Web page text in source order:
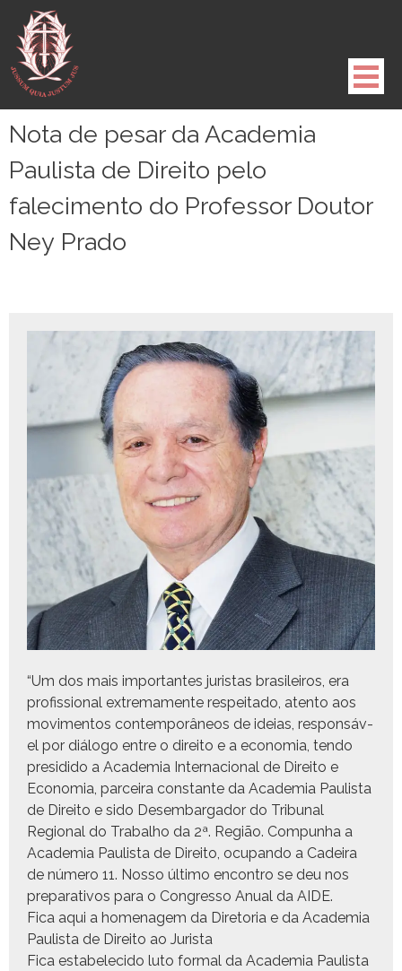
para
conteúdo
Nota de pesar da Academia
Paulista de Direito pelo
falecimento do Professor Doutor
Ney Prado
“Um dos mais impor­tantes juris­tas brasileiros, era
profis­sion­al extrema­mente respeita­do, aten­to aos
movi­men­tos con­tem­porâ­neos de ideias, respon­sáv­
el por diál­o­go entre o dire­ito e a econo­mia, ten­do
pre­si­di­do a Acad­e­mia Inter­na­cional de Dire­ito e
Econo­mia, par­ceira con­stante da Acad­e­mia Paulista
de Dire­ito e sido Desem­bar­gador do Tri­bunal
Region­al do Tra­bal­ho da 2ª. Região. Com­pun­ha a
Acad­e­mia Paulista de Dire­ito, ocu­pan­do a Cadeira
de número 11. Nos­so últi­mo encon­tro se deu nos
prepar­a­tivos para o Con­gres­so Anu­al da AIDE.
Fica aqui a hom­e­nagem da Dire­to­ria e da Acad­e­mia
Paulista de Dire­ito ao Jurista
Fica esta­b­ele­ci­do luto for­mal da Acad­e­mia Paulista